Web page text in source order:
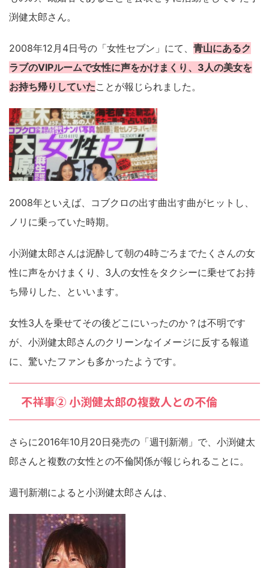
渕健太郎さん。
2008年12月4日号の「女性セブン」にて、 青山にあるク
ラブのVIPルームで女性に声をかけまくり、3人の美女を
お持ち帰りしていたことが報じられました。
2008年といえば、コブクロの出す曲出す曲がヒットし、
ノリに乗っていた時期。
小渕健太郎さんは泥酔して朝の4時ごろまでたくさんの女
性に声をかけまくり、3人の女性をタクシーに乗せてお持
ち帰りした、といいます。
女性3人を乗せてその後どこにいったのか？は不明です
が、小渕健太郎さんのクリーンなイメージに反する報道
に、驚いたファンも多かったようです。
不祥事② 小渕健太郎の複数人との不倫
さらに2016年10月20日発売の「週刊新潮」で、小渕健太
郎さんと複数の女性との不倫関係が報じられることに。
週刊新潮によると小渕健太郎さんは、